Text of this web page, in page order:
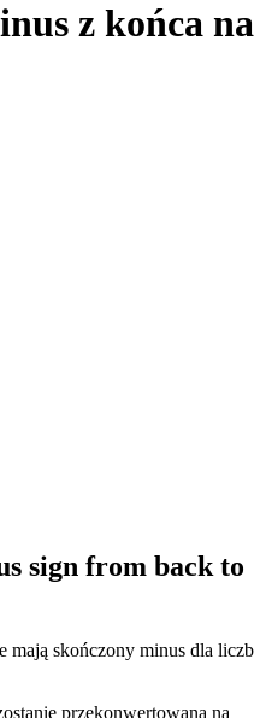
z końca na
sign from back to
mają skończony minus dla liczb
przekonwertowana na